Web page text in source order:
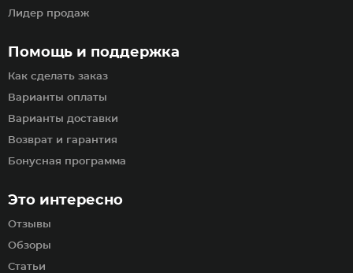
Помощь и поддержка
Как сделать заказ
Варианты оплаты
Варианты доставки
Возврат и гарантия
Бонусная программа
Лидер продаж
Это интересно
Отзывы
Обзоры
Статьи